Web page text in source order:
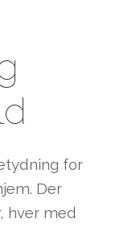
for
Der
hver med